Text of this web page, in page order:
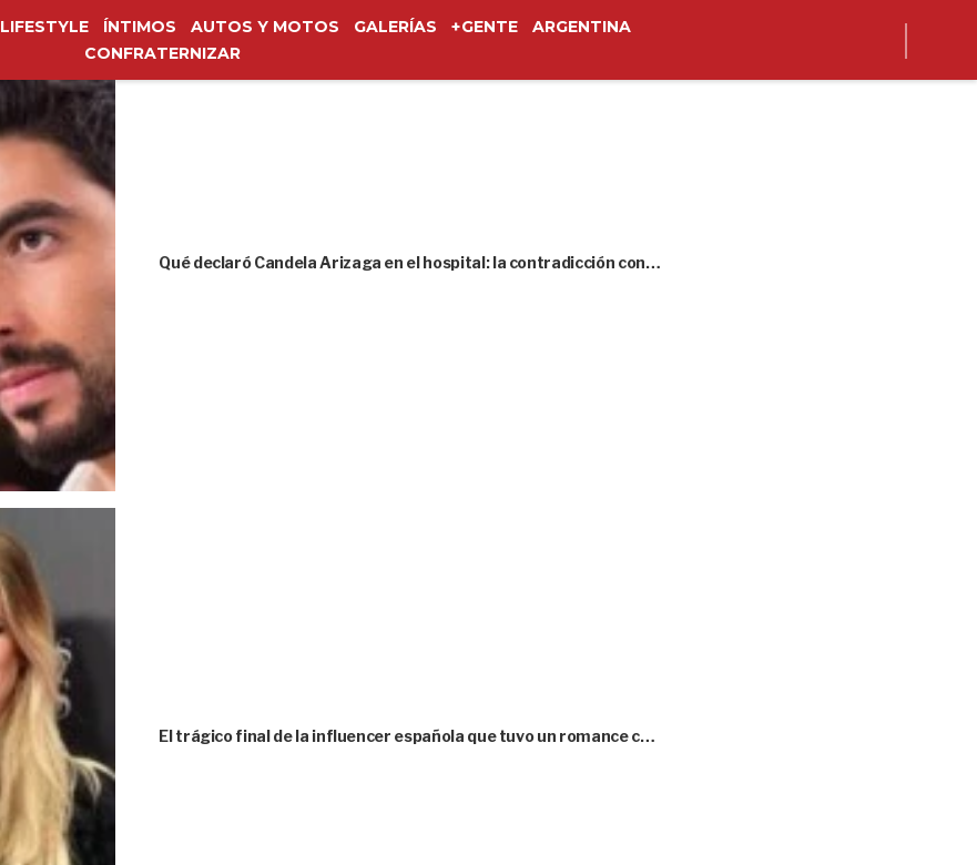
LIFESTYLE ÍNTIMOS AUTOS Y MOTOS GALERÍAS +GENTE
ARGENTINA
CONFRATERNIZAR
Qué declaró Candela Arizaga en el hospital: la contradicción con…
El trágico final de la influencer española que tuvo un romance c…